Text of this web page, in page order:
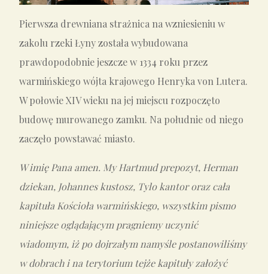
Pierwsza drewniana strażnica na wzniesieniu w
zakolu rzeki Łyny została wybudowana
prawdopodobnie jeszcze w 1334 roku przez
warmińskiego wójta krajowego Henryka von Lutera.
W połowie XIV wieku na jej miejscu rozpoczęto
budowę murowanego zamku. Na południe od niego
zaczęło powstawać miasto.
W imię Pana amen. My Hartmud prepozyt, Herman
dziekan, Johannes kustosz, Tylo kantor oraz cała
kapituła Kościoła warmińskiego, wszystkim pismo
niniejsze oglądającym pragniemy uczynić
wiadomym, iż po dojrzałym namyśle postanowiliśmy
w dobrach i na terytorium tejże kapituły założyć